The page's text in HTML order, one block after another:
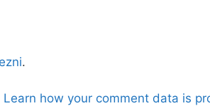
.
Learn how your comment data is